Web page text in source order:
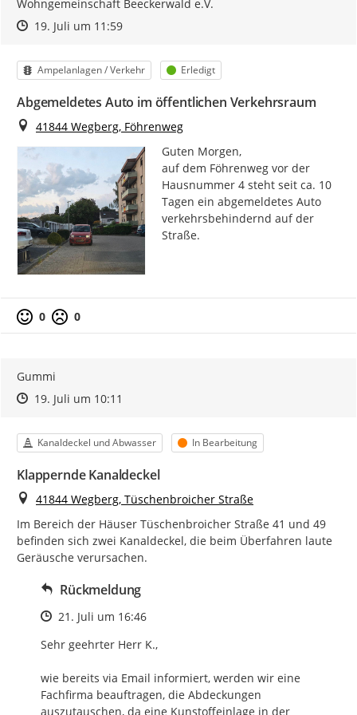
Wohngemeinschaft Beeckerwald e.V.
Zeitpunkt des Erstellens
Zeitpunkt des Erstellens
19. Juli um 11:59Zur Äußerung
Kategorie
Ampelanlagen / Verkehr Status
Erledigt
Abgemeldetes Auto im öffentlichen Verkehrsraum
Ort
41844 Wegberg, Föhrenweg
Guten Morgen,
auf dem Föhrenweg vor der
Hausnummer 4 steht seit ca. 10
Tagen ein abgemeldetes Auto
verkehrsbehindernd auf der
Straße.
0 0
Gummi
Zeitpunkt des Erstellens
Zeitpunkt des Erstellens
19. Juli um 10:11
Kategorie
Kanaldeckel und Abwasser Status
In Bearbeitung
Klappernde Kanaldeckel
Ort
41844 Wegberg, Tüschenbroicher Straße
Im Bereich der Häuser Tüschenbroicher Straße 41 und 49
befinden sich zwei Kanaldeckel, die beim Überfahren laute
Geräusche verursachen.
Rückmeldung
Zeitpunkt des Erstellens
21. Juli um 16:46
Sehr geehrter Herr K.,
wie bereits via Email informiert, werden wir eine
Fachfirma beauftragen, die Abdeckungen
auszutauschen, da eine Kunstoffeinlage in der